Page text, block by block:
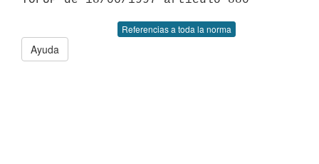
Referencias a toda la norma
Ayuda